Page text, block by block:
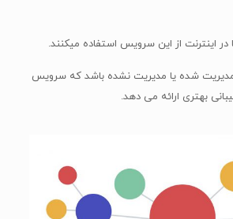
اینترنت از این سرویس استفاده میکنند.
شده یا مدیریت نشده باشد که سرویس
بهتری ارائه می دهد.